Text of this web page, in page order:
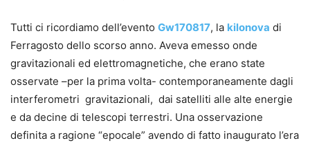
Tutti ci ricordiamo dell’evento Gw170817, la kilonova di
Ferragosto dello scorso anno. Aveva emesso onde
gravitazionali ed elettromagnetiche, che erano state
osservate –per la prima volta- contemporaneamente dagli
interferometri gravitazionali, dai satelliti alle alte energie
e da decine di telescopi terrestri. Una osservazione
definita a ragione “epocale” avendo di fatto inaugurato l’era